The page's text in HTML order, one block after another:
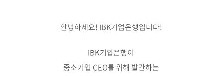
안녕하세요! IBK기업은행입니다!
IBK기업은행이
중소기업 CEO를 위해 발간하는